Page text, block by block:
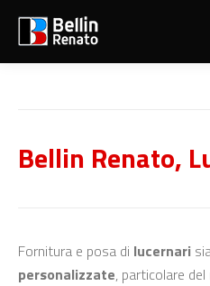
Bellin Renato,
Fornitura e posa di lucernari
personalizzate, particolare